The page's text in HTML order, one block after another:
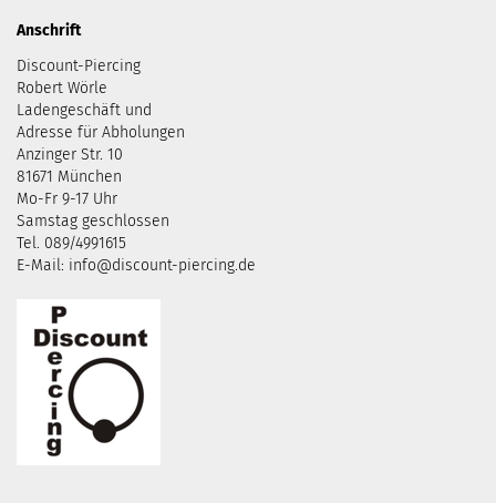
Anschrift
Discount-Piercing
Robert Wörle
Ladengeschäft und
Adresse für Abholungen
Anzinger Str. 10
81671 München
Mo-Fr 9-17 Uhr
Samstag geschlossen
Tel. 089/4991615
E-Mail: info@discount-piercing.de